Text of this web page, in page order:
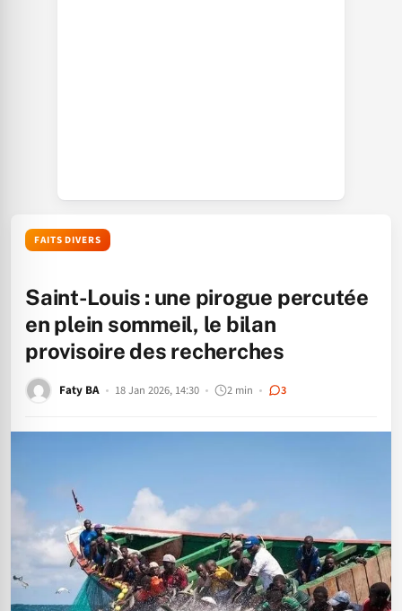
FAITS DIVERS
Saint-Louis : une pirogue percutée
en plein sommeil, le bilan
provisoire des recherches
Faty BA 18 Jan 2026, 14:30 2 min 3